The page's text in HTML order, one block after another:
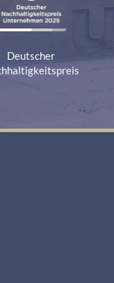
Deutscher